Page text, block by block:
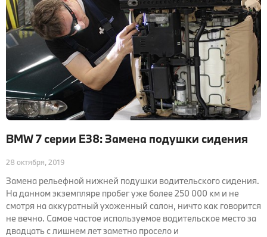
BMW 7 серии E38: Замена подушки сидения
28 октября, 2019
Замена рельефной нижней подушки водительского сидения.
На данном экземпляре пробег уже более 250 000 км и не
смотря на аккуратный ухоженный салон, ничто как говорится
не вечно. Самое частое используемое водительское место за
двадцать с лишнем лет заметно просело и